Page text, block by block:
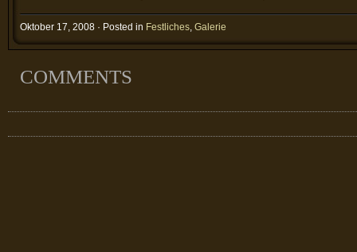
Oktober 17, 2008 · Posted in Festliches, Galerie
COMMENTS